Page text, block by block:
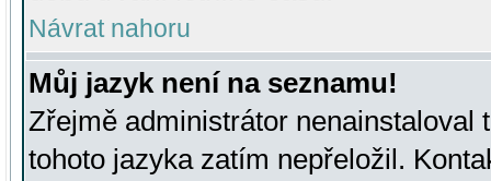
Návrat nahoru
Můj jazyk není na seznamu!
Zřejmě administrátor nenainstaloval
tohoto jazyka zatím nepřeložil.